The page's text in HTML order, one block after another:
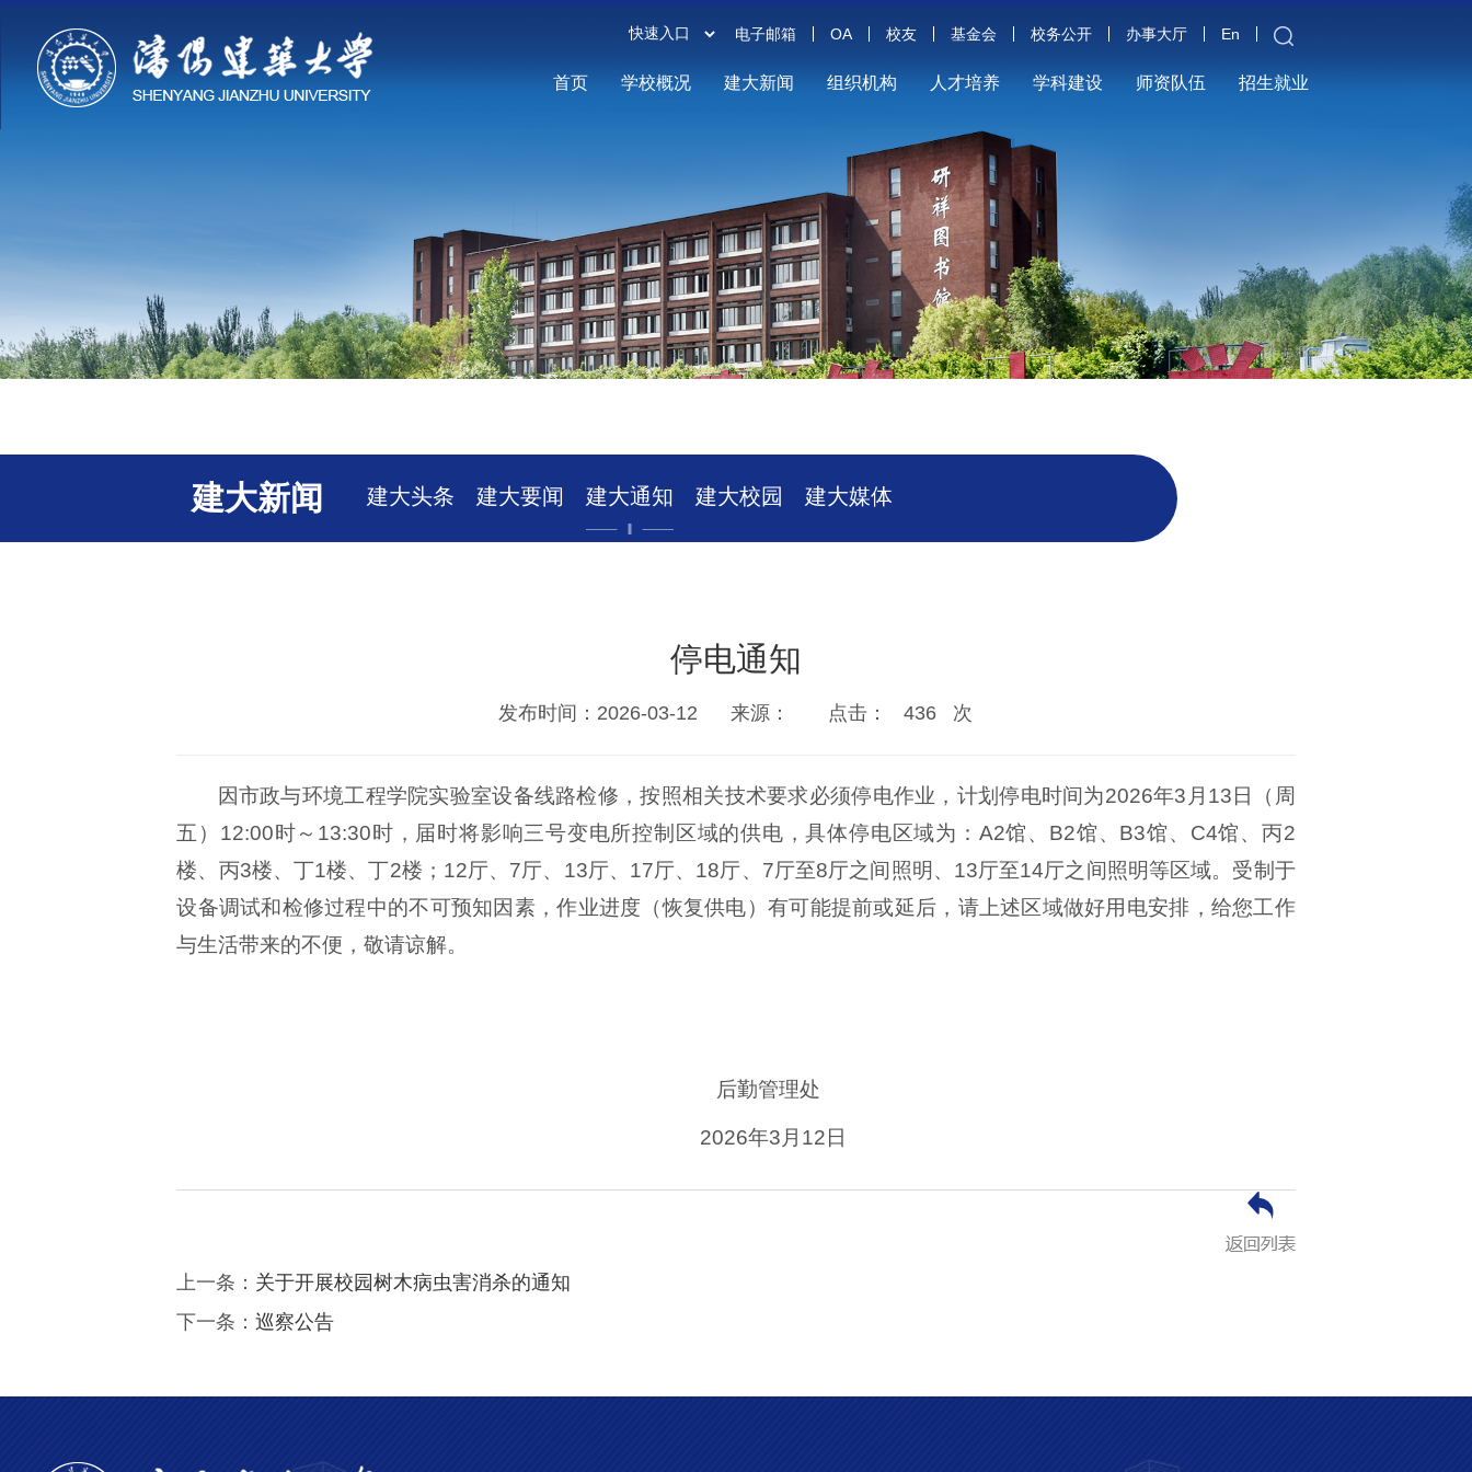
电子邮箱 OA 校友 基金会 校务公开 办事大厅 En
首页 学校概况 建大新闻 组织机构 人才培养 学科建设 师资队伍 招生就业
建大新闻 建大头条 建大要闻 建大通知 建大校园 建大媒体
停电通知
发布时间：2026-03-12 来源： 点击： 436 次
因市政与环境工程学院实验室设备线路检修，按照相关技术要求必须停电作业，计划停电时间为2026年3月13日（周
五）12:00时～13:30时，届时将影响三号变电所控制区域的供电，具体停电区域为：A2馆、B2馆、B3馆、C4馆、丙2
楼、丙3楼、丁1楼、丁2楼；12厅、7厅、13厅、17厅、18厅、7厅至8厅之间照明、13厅至14厅之间照明等区域。受制于
设备调试和检修过程中的不可预知因素，作业进度（恢复供电）有可能提前或延后，请上述区域做好用电安排，给您工作
与生活带来的不便，敬请谅解。
后勤管理处
2026年3月12日
上一条： 关于开展校园树木病虫害消杀的通知
下一条：巡察公告